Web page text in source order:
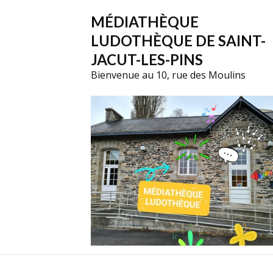
MÉDIATHÈQUE
LUDOTHÈQUE DE SAINT-
JACUT-LES-PINS
Bienvenue au 10, rue des Moulins